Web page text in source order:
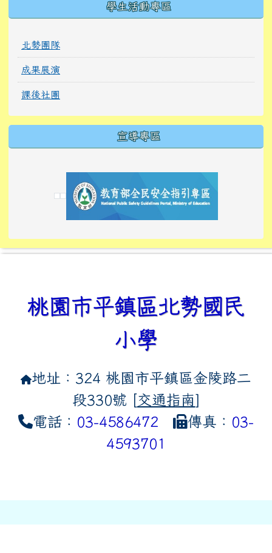
學生活動專區
北勢團隊
成果展演
課後社團
宣導專區
link to https://
link to https://10000.gov.tw/
link to https://
link to https://10000.gov.tw/
link to https://
link to https://
link to https://i.win.org.tw/
link to https://
link to https://
link to https://
link to https://
桃園市平鎮區北勢國民
小學
地址：324 桃園市平鎮區金陵路二
段330號 [交通指南]
電話： 03-4586472 傳真： 03-
4593701